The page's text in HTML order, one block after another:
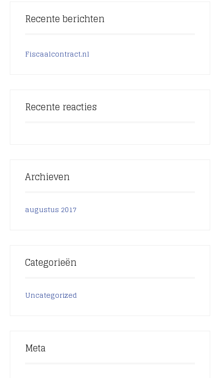
Recente berichten
Fiscaalcontract.nl
Recente reacties
Archieven
augustus 2017
Categorieën
Uncategorized
Meta